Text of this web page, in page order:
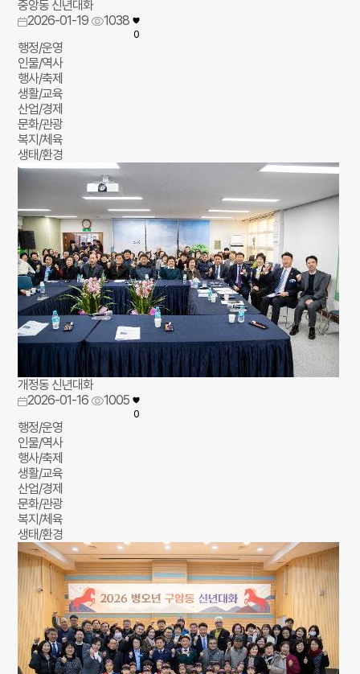
중앙동 신년대화
2026-01-19
1038
0
행정/운영
인물/역사
행사/축제
생활/교육
산업/경제
문화/관광
복지/체육
생태/환경
개정동 신년대화
2026-01-16
1005
0
행정/운영
인물/역사
행사/축제
생활/교육
산업/경제
문화/관광
복지/체육
생태/환경